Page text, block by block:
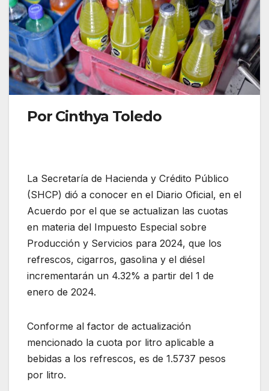
Por Cinthya Toledo
La Secretaría de Hacienda y Crédito Público
(SHCP) dió a conocer en el Diario Oficial, en el
Acuerdo por el que se actualizan las cuotas
en materia del Impuesto Especial sobre
Producción y Servicios para 2024, que los
refrescos, cigarros, gasolina y el diésel
incrementarán un 4.32% a partir del 1 de
enero de 2024.
Conforme al factor de actualización
mencionado la cuota por litro aplicable a
bebidas a los refrescos, es de 1.5737 pesos
por litro.